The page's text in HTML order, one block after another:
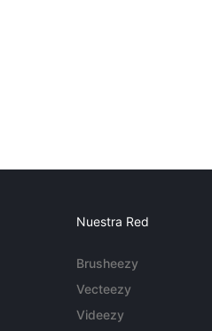
Nuestra Red
Brusheezy
Vecteezy
Videezy